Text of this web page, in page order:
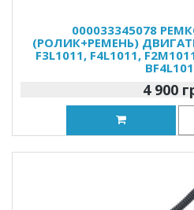
000033345078
(РОЛИК+РЕМЕНЬ)
F3L1011, F4L1011,
4 900